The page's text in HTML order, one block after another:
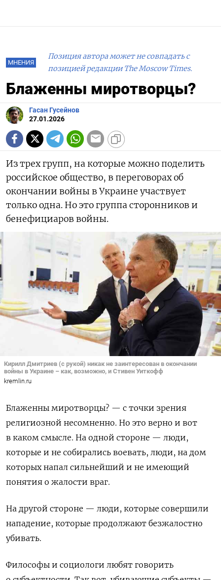
МНЕНИЯ
Позиция автора может не совпадать с
позицией редакции The Moscow Times.
Блаженны миротворцы?
Гасан Гусейнов
27.01.2026
Из трех групп, на которые можно поделить
российское общество, в переговорах об
окончании войны в Украине участвует
только одна. Но это группа сторонников и
бенефициаров войны.
Кирилл Дмитриев (с рукой) никак не заинтересован в окончании
войны в Украине – как, возможно, и Стивен Уиткофф
kremlin.ru
Блаженны миротворцы? — с точки зрения
религиозной несомненно. Но это верно и вот
в каком смысле. На одной стороне — люди,
которые и не собирались воевать, люди, на дом
которых напал сильнейший и не имеющий
понятия о жалости враг.
На другой стороне — люди, которые совершили
нападение, которые продолжают безжалостно
убивать.
Философы и социологи любят говорить